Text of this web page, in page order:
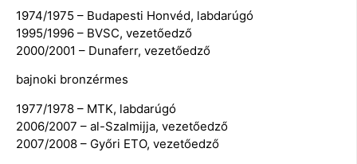
1974/1975 – Budapesti Honvéd, labdarúgó
1995/1996 – BVSC, vezetőedző
2000/2001 – Dunaferr, vezetőedző
bajnoki bronzérmes
1977/1978 – MTK, labdarúgó
2006/2007 – al-Szalmijja, vezetőedző
2007/2008 – Győri ETO, vezetőedző